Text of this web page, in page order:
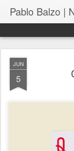
Pablo Balzo |
JUN
5